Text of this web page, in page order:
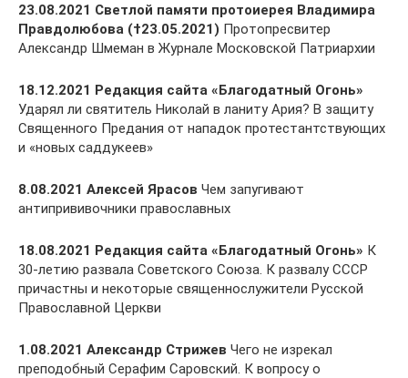
23.08.2021 Светлой памяти протоиерея Владимира
Правдолюбова (†23.05.2021) Протопресвитер
Александр Шмеман в Журнале Московской Патриархии
18.12.2021 Редакция сайта «Благодатный Огонь»
Ударял ли святитель Николай в ланиту Ария? В защиту
Священного Предания от нападок протестантствующих
и «новых саддукеев»
8.08.2021 Алексей Ярасов Чем запугивают
антипрививочники православных
18.08.2021 Редакция сайта «Благодатный Огонь» К
30-летию развала Советского Союза. К развалу СССР
причастны и некоторые священнослужители Русской
Православной Церкви
1.08.2021 Александр Стрижев Чего не изрекал
преподобный Серафим Саровский. К вопросу о